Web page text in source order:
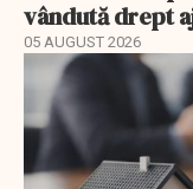
vândută drept
05 AUGUST 2026